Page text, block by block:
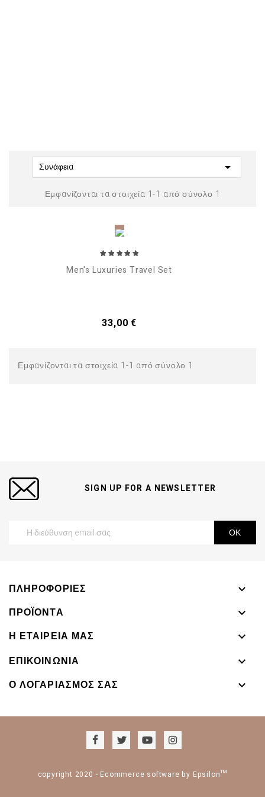
Συνάφεια 
Εμφανίζονται τα στοιχεία 1-1 από σύνολο 1
Men's Luxuries Travel Set
Τιμή
33,00 €
Εμφανίζονται τα στοιχεία 1-1 από σύνολο 1
SIGN UP FOR A NEWSLETTER
ΠΛΗΡΟΦΟΡΊΕΣ

ΠΡΟΪΌΝΤΑ

Η ΕΤΑΙΡΕΊΑ ΜΑΣ

ΕΠΙΚΟΙΝΩΝΊΑ

Ο ΛΟΓΑΡΙΑΣΜΌΣ ΣΑΣ

copyright 2020 - Ecommerce software by Epsilon™